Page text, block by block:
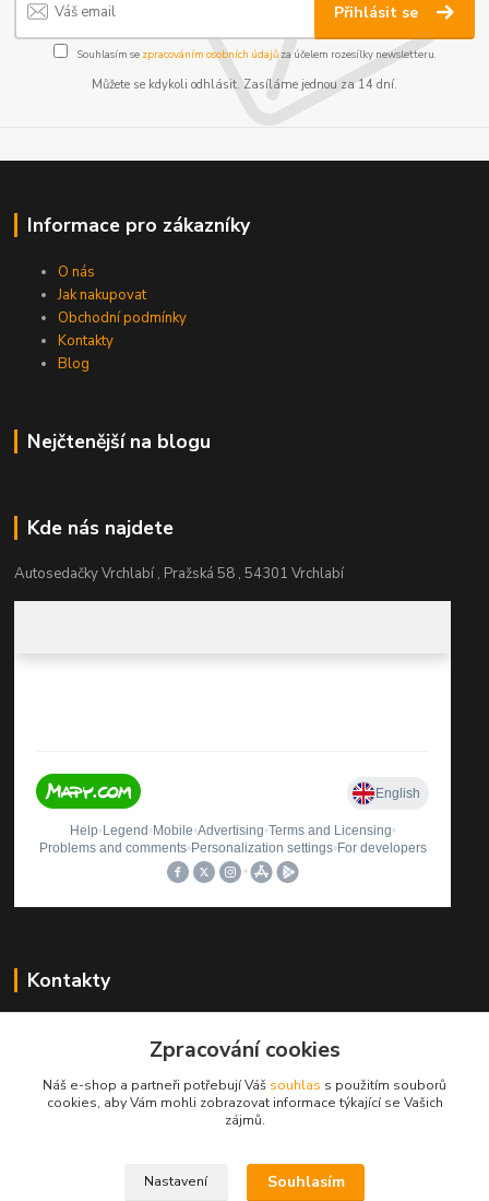
Přihlásit se
Souhlasím se zpracováním osobních údajůza účelem rozesílky newsletteru.
Můžete se kdykoli odhlásit. Zasíláme jednou za 14 dní.
Informace pro zákazníky
O nás
Jak nakupovat
Obchodní podmínky
Kontakty
Blog
Nejčtenější na blogu
Kde nás najdete
Autosedačky Vrchlabí , Pražská 58 , 54301 Vrchlabí
Kontakty
+420 499423560
autosedacky@seznam.cz
Zpracování cookies
Náš e-shop a partneři potřebují Váš souhlas s použitím souborů
cookies, aby Vám mohli zobrazovat informace týkající se Vašich
zájmů.
Nastavení Souhlasím